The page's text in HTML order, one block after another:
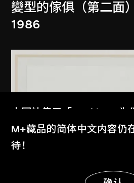
變型的傢俱（第二面）
1986
本网站使用「Cookies」为
体验。
了解更多
M+藏品的简体中文内容仍
待！
显示更